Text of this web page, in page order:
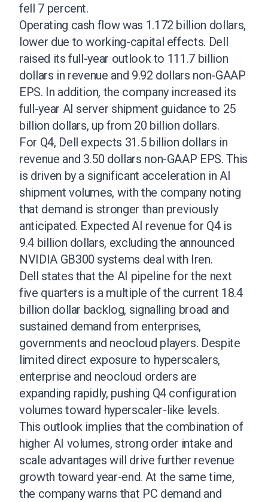
fell 7 percent.
Operating cash flow was 1.172 billion dollars,
lower due to working-capital effects. Dell
raised its full-year outlook to 111.7 billion
dollars in revenue and 9.92 dollars non-GAAP
EPS. In addition, the company increased its
full-year AI server shipment guidance to 25
billion dollars, up from 20 billion dollars.
For Q4, Dell expects 31.5 billion dollars in
revenue and 3.50 dollars non-GAAP EPS. This
is driven by a significant acceleration in AI
shipment volumes, with the company noting
that demand is stronger than previously
anticipated. Expected AI revenue for Q4 is
9.4 billion dollars, excluding the announced
NVIDIA GB300 systems deal with Iren.
Dell states that the AI pipeline for the next
five quarters is a multiple of the current 18.4
billion dollar backlog, signalling broad and
sustained demand from enterprises,
governments and neocloud players. Despite
limited direct exposure to hyperscalers,
enterprise and neocloud orders are
expanding rapidly, pushing Q4 configuration
volumes toward hyperscaler-like levels.
This outlook implies that the combination of
higher AI volumes, strong order intake and
scale advantages will drive further revenue
growth toward year-end. At the same time,
the company warns that PC demand and